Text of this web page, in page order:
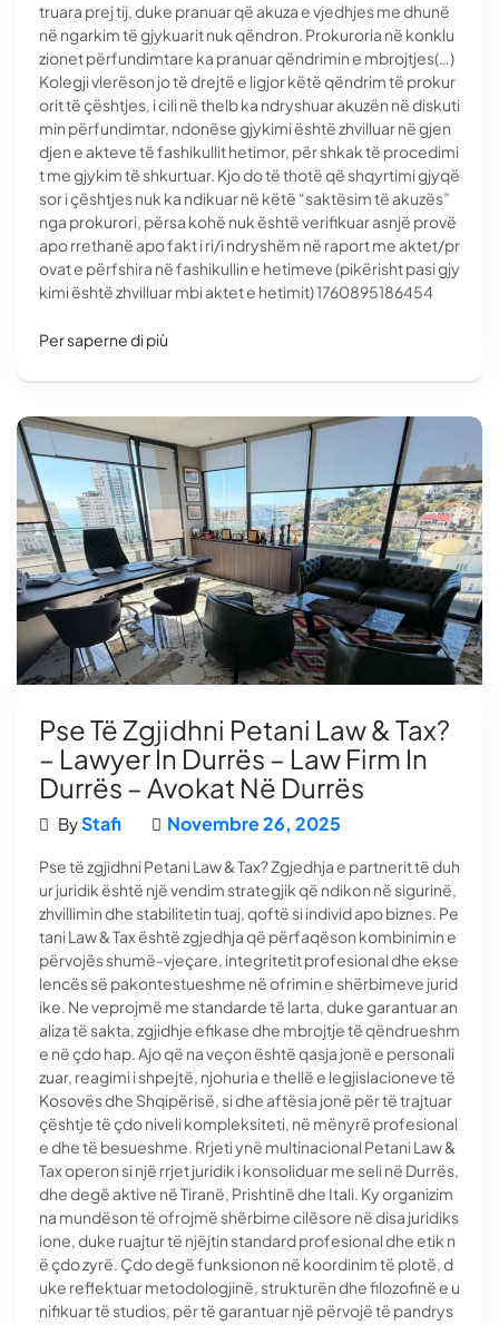
truara prej tij, duke pranuar që akuza e vjedhjes me dhunë
në ngarkim të gjykuarit nuk qëndron. Prokuroria në konklu
zionet përfundimtare ka pranuar qëndrimin e mbrojtjes(…)
Kolegji vlerëson jo të drejtë e ligjor këtë qëndrim të prokur
orit të çështjes, i cili në thelb ka ndryshuar akuzën në diskuti
min përfundimtar, ndonëse gjykimi është zhvilluar në gjen
djen e akteve të fashikullit hetimor, për shkak të procedimi
t me gjykim të shkurtuar. Kjo do të thotë që shqyrtimi gjyqë
sor i çështjes nuk ka ndikuar në këtë “saktësim të akuzës”
nga prokurori, përsa kohë nuk është verifikuar asnjë provë
apo rrethanë apo fakt i ri/i ndryshëm në raport me aktet/pr
ovat e përfshira në fashikullin e hetimeve (pikërisht pasi gjy
kimi është zhvilluar mbi aktet e hetimit) 1760895186454
Per saperne di più
Pse Të Zgjidhni Petani Law & Tax?
– Lawyer In Durrës – Law Firm In
Durrës – Avokat Në Durrës
ByStafi Novembre 26, 2025
Pse të zgjidhni Petani Law & Tax? Zgjedhja e partnerit të duh
ur juridik është një vendim strategjik që ndikon në sigurinë,
zhvillimin dhe stabilitetin tuaj, qoftë si individ apo biznes. Pe
tani Law & Tax është zgjedhja që përfaqëson kombinimin e
përvojës shumë-vjeçare, integritetit profesional dhe ekse
lencës së pakontestueshme në ofrimin e shërbimeve jurid
ike. Ne veprojmë me standarde të larta, duke garantuar an
aliza të sakta, zgjidhje efikase dhe mbrojtje të qëndrueshm
e në çdo hap. Ajo që na veçon është qasja jonë e personali
zuar, reagimi i shpejtë, njohuria e thellë e legjislacioneve të
Kosovës dhe Shqipërisë, si dhe aftësia jonë për të trajtuar
çështje të çdo niveli kompleksiteti, në mënyrë profesional
e dhe të besueshme. Rrjeti ynë multinacional Petani Law &
Tax operon si një rrjet juridik i konsoliduar me seli në Durrës,
dhe degë aktive në Tiranë, Prishtinë dhe Itali. Ky organizim
na mundëson të ofrojmë shërbime cilësore në disa juridiks
ione, duke ruajtur të njëjtin standard profesional dhe etik n
ë çdo zyrë. Çdo degë funksionon në koordinim të plotë, d
uke reflektuar metodologjinë, strukturën dhe filozofinë e u
nifikuar të studios, për të garantuar një përvojë të pandrys